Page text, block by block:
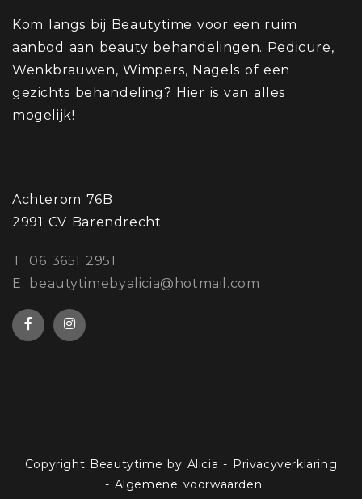
Kom langs bij Beautytime voor een ruim
aanbod aan beauty behandelingen. Pedicure,
Wenkbrauwen, Wimpers, Nagels of een
gezichts behandeling? Hier is van alles
mogelijk!
Achterom 76B
2991 CV Barendrecht
​T: 06 3651 2951
E: beautytimebyalicia@hotmail.com
Copyright Beautytime by Alicia - Privacyverklaring
- Algemene voorwaarden